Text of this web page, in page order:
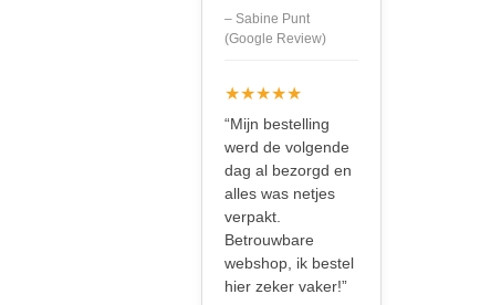
– Sabine Punt
(Google Review)
★★★★★
“Mijn bestelling
werd de volgende
dag al bezorgd en
alles was netjes
verpakt.
Betrouwbare
webshop, ik bestel
hier zeker vaker!”